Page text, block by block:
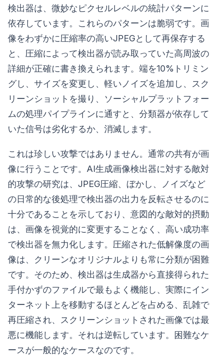
検出器は、微妙なピクセルレベルの統計パターンに
依存しています。これらのパターンは脆弱です。画
像をわずかに圧縮率の高いJPEGとして再保存する
と、圧縮によって検出器が読み取っていた高周波の
詳細が正確に書き換えられます。端を10%トリミン
グし、サイズを変更し、軽いノイズを追加し、スク
リーンショットを撮り、ソーシャルプラットフォー
ムの処理パイプラインに通すと、分類器が依存して
いた信号は劣化するか、消滅します。
これは珍しい攻撃ではありません。通常の共有が画
像に行うことです。AI生成画像検出器に対する敵対
的攻撃の研究は、JPEG圧縮、ぼかし、ノイズなど
の日常的な後処理で検出器の出力を反転させるのに
十分であることを示しており、意図的な敵対的摂動
は、画像を視覚的に変更することなく、高い成功率
で検出器を無力化します。圧縮された低解像度の画
像は、クリーンなオリジナルよりも常に分類が困難
です。そのため、検出器は生成器から直接得られた
手付かずのファイルで最もよく機能し、実際にイン
ターネット上を移動するほとんどを占める、乱雑で
再圧縮され、スクリーンショットされた画像では最
悪に機能します。それは逆転しています。困難なケ
ースが一般的なケースなのです。